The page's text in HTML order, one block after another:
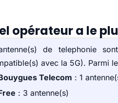
opérateur a le
de telephonie
avec la 5G). Parmi
Telecom : 1
: 3 antenne(s)